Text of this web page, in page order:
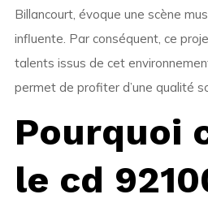
Billancourt, évoque une scène
influente. Par conséquent, ce
talents issus de cet
permet de profiter d’une qualité
Pourquoi
le cd